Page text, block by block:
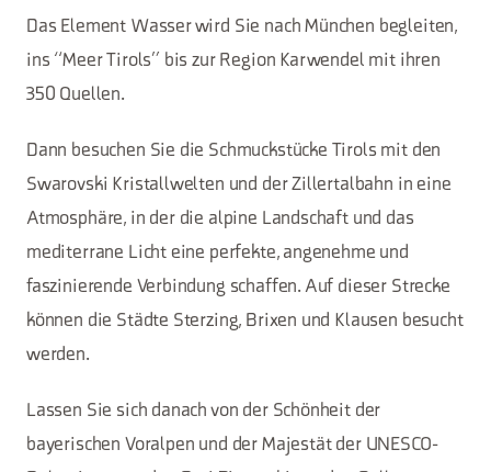
Das Element Wasser wird Sie nach München begleiten,
ins “Meer Tirols” bis zur Region Karwendel mit ihren
350 Quellen.
Dann besuchen Sie die Schmuckstücke Tirols mit den
Swarovski Kristallwelten und der Zillertalbahn in eine
Atmosphäre, in der die alpine Landschaft und das
mediterrane Licht eine perfekte, angenehme und
faszinierende Verbindung schaffen. Auf dieser Strecke
können die Städte Sterzing, Brixen und Klausen besucht
werden.
Lassen Sie sich danach von der Schönheit der
bayerischen Voralpen und der Majestät der UNESCO-